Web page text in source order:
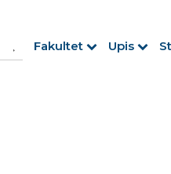
for:
Fakultet Upis